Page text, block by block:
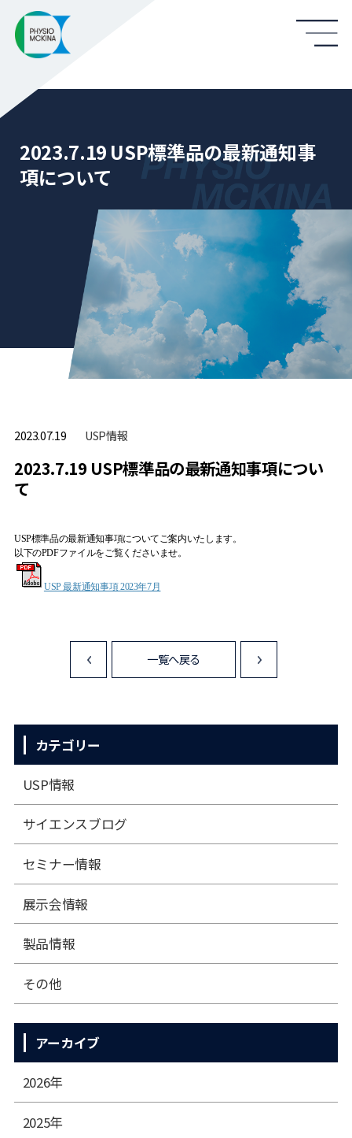
2023.7.19 USP標準品の最新通知事
項について
2023.07.19 USP情報
2023.7.19 USP標準品の最新通知事項につい
て
USP標準品の最新通知事項についてご案内いたします。
以下のPDFファイルをご覧くださいませ。
USP 最新通知事項 2023年7月
<
一覧へ戻る
カテゴリー
USP情報
サイエンスブログ
セミナー情報
展⽰会情報
製品情報
その他
アーカイブ
2026年
2025年